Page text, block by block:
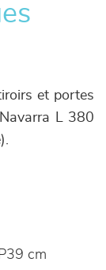
et portes
L 380
cm